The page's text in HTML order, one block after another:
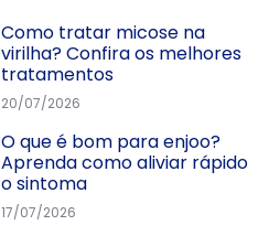
Como tratar micose na
virilha? Confira os melhores
tratamentos
20/07/2026
O que é bom para enjoo?
Aprenda como aliviar rápido
o sintoma
17/07/2026